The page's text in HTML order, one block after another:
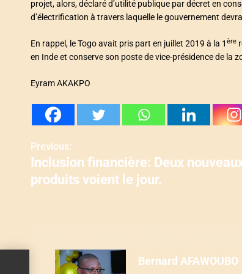
projet, alors, déclaré d’utilité publique par décret en
d’électrification à travers laquelle le gouvernement
En rappel, le Togo avait pris part en juillet 2019 à la 1 ère
en Inde et conserve son poste de vice-présidence de la
Eyram AKAKPO
N
a
Previous:
Inclusion financière: Deux
produits voient le jour.
Bernard AFAWOUBO